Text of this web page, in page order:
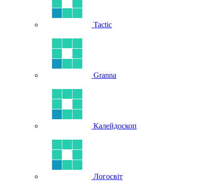
Tactic
Granna
Калейдоскоп
Логосвіт